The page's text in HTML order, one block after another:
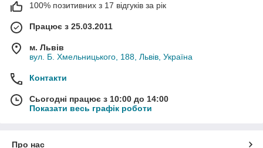
100% позитивних з 17 відгуків за рік
Працює з 25.03.2011
м. Львів
вул. Б. Хмельницького, 188, Львів, Україна
Контакти
Сьогодні працює з 10:00 до 14:00
Показати весь графік роботи
Про нас